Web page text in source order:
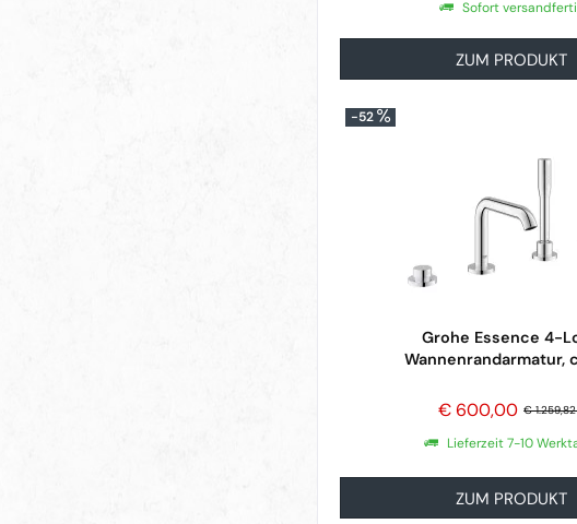
Sofort
ZUM PRODUKT
-52
Grohe Essence 4-
Wannenrandarmatur,
€
€ 600,00
Lieferzeit 7-10
ZUM PRODUKT